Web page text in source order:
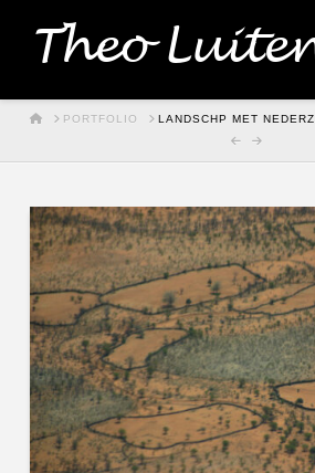
Theo
HOMEPORTFOLIO LANDSCHP MET